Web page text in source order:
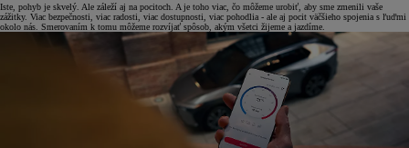
Iste, pohyb je skvelý. Ale záleží aj na pocitoch. A je toho viac, čo môžeme urobiť, aby sme zmenili vaše
zážitky. Viac bezpečnosti, viac radosti, viac dostupnosti, viac pohodlia - ale aj pocit väčšieho spojenia s ľuďmi
okolo nás. Smerovaním k tomu môžeme rozvíjať spôsob, akým všetci žijeme a jazdíme.